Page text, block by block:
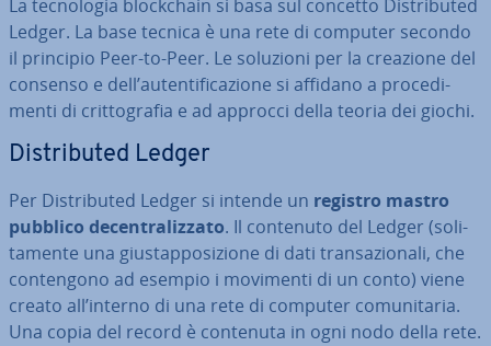
La tec­no­lo­gia bloc­k­chain si basa sul concetto Di­stri­bu­ted
Ledger. La base tecnica è una rete di computer secondo
il principio Peer-to-Peer. Le soluzioni per la creazione del
consenso e dell’au­ten­ti­fi­ca­zio­ne si affidano a pro­ce­di­
men­ti di crit­to­gra­fia e ad approcci della teoria dei giochi.
Di­stri­bu­ted Ledger
Per Di­stri­bu­ted Ledger si intende un registro mastro
pubblico de­cen­tra­liz­za­to. Il contenuto del Ledger (so­li­
ta­men­te una giu­stap­po­si­zio­ne di dati tran­sa­zio­na­li, che
con­ten­go­no ad esempio i movimenti di un conto) viene
creato all’interno di una rete di computer co­mu­ni­ta­ria.
Una copia del record è contenuta in ogni nodo della rete.